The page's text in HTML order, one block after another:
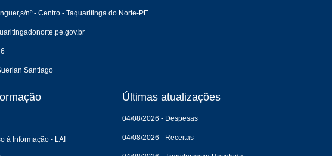
nº - Centro - Taquaritinga do Norte-PE
Santiago
à Informação - LAI
Últimas atualizações
04/08/2026 - Despesas
04/08/2026 - Receitas